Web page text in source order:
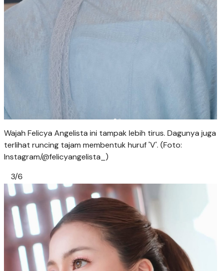
Wajah Felicya Angelista ini tampak lebih tirus. Dagunya juga
terlihat runcing tajam membentuk huruf 'V'. (Foto:
Instagram/@felicyangelista_)
3/6